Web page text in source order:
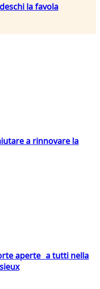
la favola
a rinnovare la
aperte a tutti nella